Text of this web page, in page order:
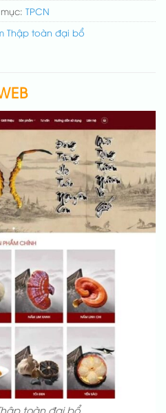
TPCN
Thập toàn đại bổ
toàn đại bổ